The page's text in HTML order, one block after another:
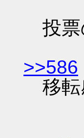
投票
>>586
移転